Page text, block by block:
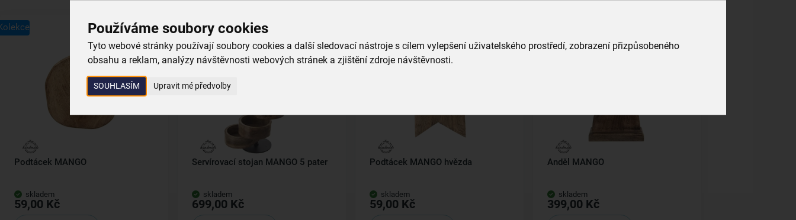
Používáme soubory cookies
Tyto webové stránky používají soubory cookies a další sledovací nástroje s cílem vylepšení uživatelského prostředí, zobrazení přizpůsobeného
obsahu a reklam, analýzy návštěvnosti webových stránek a zjištění zdroje návštěvnosti.
SOUHLASÍM Upravit mé předvolby
Podtácek MANGO
skladem
59,00 Kč
Kolekce
Servírovací stojan MANGO 5 pater
skladem
699,00 Kč
Podtácek MANGO hvězda
skladem
59,00 Kč
Anděl MANGO
skladem
399,00 Kč